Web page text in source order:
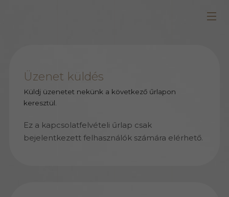
Üzenet küldés
Küldj üzenetet nekünk a következő űrlapon
keresztül.
Ez a kapcsolatfelvételi űrlap csak
bejelentkezett felhasználók számára elérhető.